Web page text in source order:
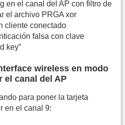
en el canal del AP con filtro de
el archivo PRGA xor
cliente conectado
falsa con clave
key”
wireless en modo
el canal del AP
para poner la tarjeta
en el canal 9: